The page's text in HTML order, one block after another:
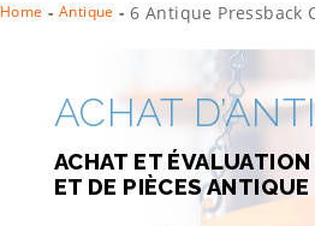
Home - Antique - 6 Antique Pressback
ACHAT
ACHAT ET
ET DE PIÈCES ANTIQUE